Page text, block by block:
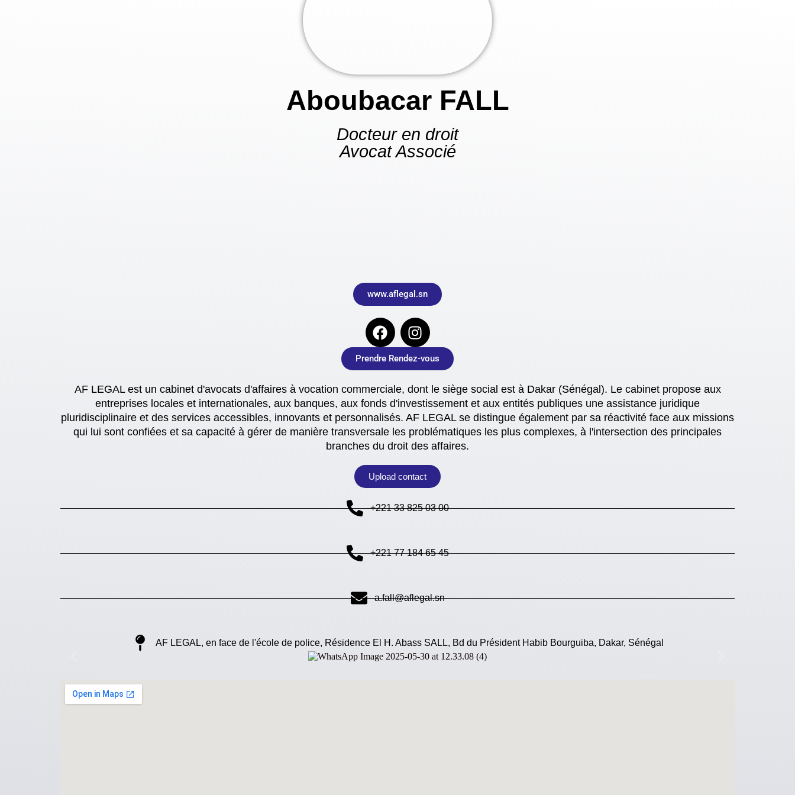
Aboubacar FALL
Docteur en droit
Avocat Associé
www.aflegal.sn
Prendre Rendez-vous
AF LEGAL est un cabinet d'avocats d'affaires à vocation commerciale, dont le siège social est à Dakar (Sénégal). Le cabinet propose aux
entreprises locales et internationales, aux banques, aux fonds d'investissement et aux entités publiques une assistance juridique
pluridisciplinaire et des services accessibles, innovants et personnalisés. AF LEGAL se distingue également par sa réactivité face aux missions
qui lui sont confiées et sa capacité à gérer de manière transversale les problématiques les plus complexes, à l'intersection des principales
branches du droit des affaires.
Upload contact
+221 33 825 03 00
+221 77 184 65 45
a.fall@aflegal.sn
AF LEGAL, en face de l'école de police, Résidence El H. Abass SALL, Bd du Président Habib Bourguiba, Dakar, Sénégal